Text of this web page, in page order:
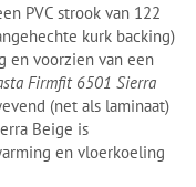
PVC strook van 122
kurk backing)
en voorzien van een
Firmfit 6501 Sierra
(net als laminaat)
Beige is
en vloerkoeling